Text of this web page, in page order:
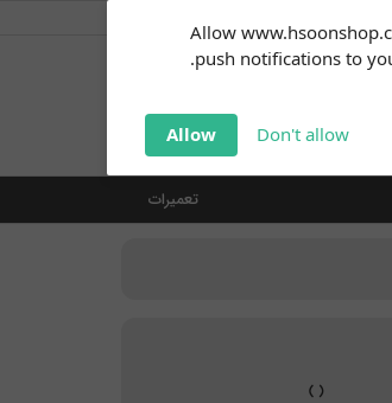
Allow
push notifications to
Don't allow
Allow
notifications!
Click the bell icon to
تعمیرات